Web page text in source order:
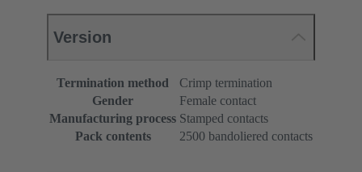
Version
Termination method
Crimp termination
Gender
Female contact
Manufacturing process Stamped contacts
Pack contents
2500 bandoliered contacts